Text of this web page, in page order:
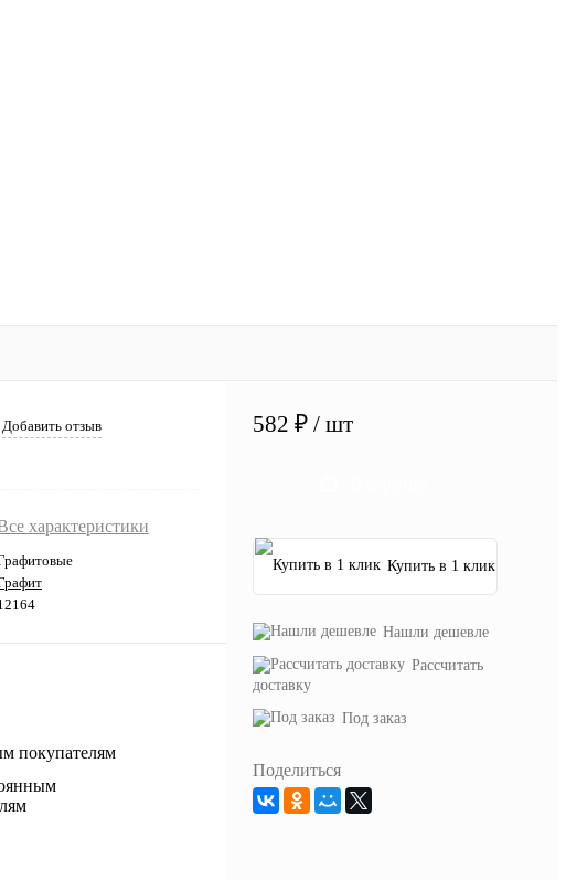
Добавить отзыв
характеристики
582 ₽ / шт
Купить в 1 клик
Нашли дешевле
Рассчитать
доставку
Под заказ
Поделиться